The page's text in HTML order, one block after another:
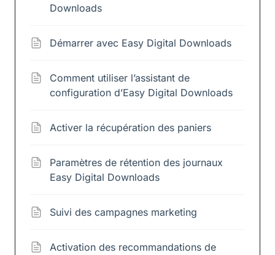
Downloads
Démarrer avec Easy Digital Downloads
Comment utiliser l’assistant de
configuration d’Easy Digital Downloads
Activer la récupération des paniers
Paramètres de rétention des journaux
Easy Digital Downloads
Suivi des campagnes marketing
Activation des recommandations de